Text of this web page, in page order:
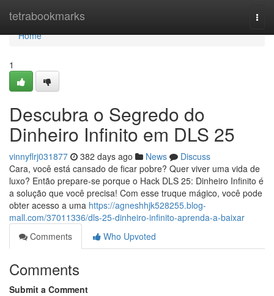
tetrabookmarks
Home
Home
1
Descubra o Segredo do
Dinheiro Infinito em DLS 25
vinnyflrj031877 382 days ago News
Discuss
Cara, você está cansado de ficar pobre? Quer viver uma vida de
luxo? Então prepare-se porque o Hack DLS 25: Dinheiro Infinito é
a solução que você precisa! Com esse truque mágico, você pode
obter acesso a uma https://agneshhjk528255.blog-
mall.com/37011336/dls-25-dinheiro-infinito-aprenda-a-baixar
Comments
Who Upvoted
Comments
Submit a Comment